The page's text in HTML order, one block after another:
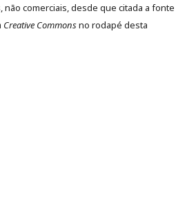
não comerciais, desde que citada a fonte
Creative Commonsno rodapé desta